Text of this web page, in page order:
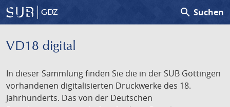
GDZ search Suchen
VD18 digital
In dieser Sammlung finden Sie die in der SUB Göttingen
vorhandenen digitalisierten Druckwerke des 18.
Jahrhunderts. Das von der Deutschen